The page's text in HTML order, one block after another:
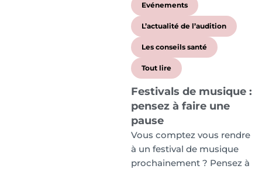
Evénements
L’actualité de l’audition
Les conseils santé
Tout lire
Festivals de musique :
pensez à faire une
pause
Vous comptez vous rendre
à un festival de musique
prochainement ? Pensez à